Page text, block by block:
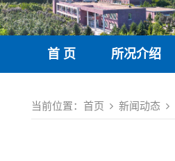
首 页 所况介绍
当前位置： 首页 新闻动态